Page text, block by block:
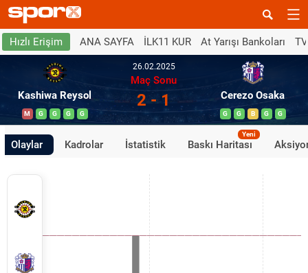
Hızlı Erişim ANA SAYFA İLK11 KUR At Yarışı Bankoları
Kashiwa Reysol
M G G G G
26.02.2025
Maç Sonu
2 - 1 Cerezo Osaka
G G B G G
Olaylar Kadrolar İstatistik Baskı Haritası
Yeni